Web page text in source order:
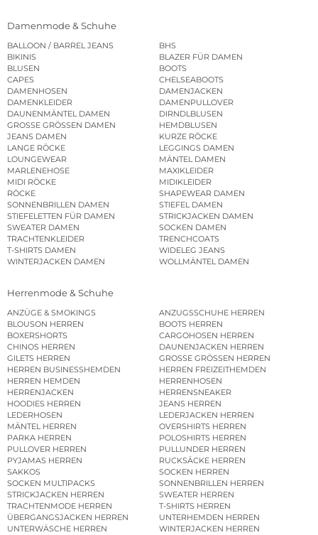
Damenmode & Schuhe
BALLOON / BARREL JEANS
BHS
BIKINIS
BLAZER FÜR DAMEN
BLUSEN
BOOTS
CAPES
CHELSEABOOTS
DAMENHOSEN
DAMENJACKEN
DAMENKLEIDER
DAMENPULLOVER
DAUNENMÄNTEL DAMEN
DIRNDLBLUSEN
GROSSE GRÖSSEN DAMEN
HEMDBLUSEN
JEANS DAMEN
KURZE RÖCKE
LANGE RÖCKE
LEGGINGS DAMEN
LOUNGEWEAR
MÄNTEL DAMEN
MARLENEHOSE
MAXIKLEIDER
MIDI RÖCKE
MIDIKLEIDER
RÖCKE
SHAPEWEAR DAMEN
SONNENBRILLEN DAMEN
STIEFEL DAMEN
STIEFELETTEN FÜR DAMEN
STRICKJACKEN DAMEN
SWEATER DAMEN
SOCKEN DAMEN
TRACHTENKLEIDER
TRENCHCOATS
T-SHIRTS DAMEN
WIDELEG JEANS
WINTERJACKEN DAMEN
WOLLMÄNTEL DAMEN
Herrenmode & Schuhe
ANZÜGE & SMOKINGS
ANZUGSSCHUHE HERREN
BLOUSON HERREN
BOOTS HERREN
BOXERSHORTS
CARGOHOSEN HERREN
CHINOS HERREN
DAUNENJACKEN HERREN
GILETS HERREN
GROSSE GRÖSSEN HERREN
HERREN BUSINESSHEMDEN
HERREN FREIZEITHEMDEN
HERREN HEMDEN
HERRENHOSEN
HERRENJACKEN
HERRENSNEAKER
HOODIES HERREN
JEANS HERREN
LEDERHOSEN
LEDERJACKEN HERREN
MÄNTEL HERREN
OVERSHIRTS HERREN
PARKA HERREN
POLOSHIRTS HERREN
PULLOVER HERREN
PULLUNDER HERREN
PYJAMAS HERREN
RUCKSÄCKE HERREN
SAKKOS
SOCKEN HERREN
SOCKEN MULTIPACKS
SONNENBRILLEN HERREN
STRICKJACKEN HERREN
SWEATER HERREN
TRACHTENMODE HERREN
T-SHIRTS HERREN
ÜBERGANGSJACKEN HERREN
UNTERHEMDEN HERREN
UNTERWÄSCHE HERREN
WINTERJACKEN HERREN